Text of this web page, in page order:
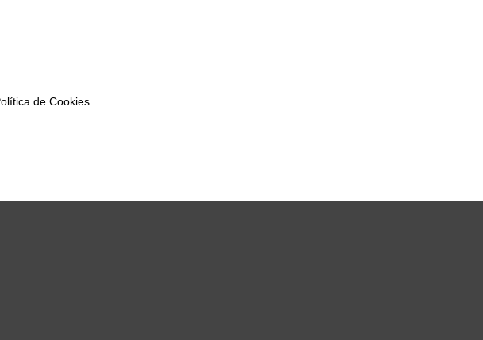
de Cookies